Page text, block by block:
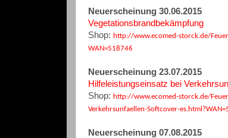
Neuerscheinung 30.06.2015
Vegetationsbrandbekämpfung
Shop: http://www.ecomed-storck.de/
WAN=518746
Neuerscheinung 23.07.2015
Hilfeleistungseinsatz bei
Shop: http://www.ecomed-storck.de/
Verkehrsunfaellen-Softcover-
Neuerscheinung 07.08.2015